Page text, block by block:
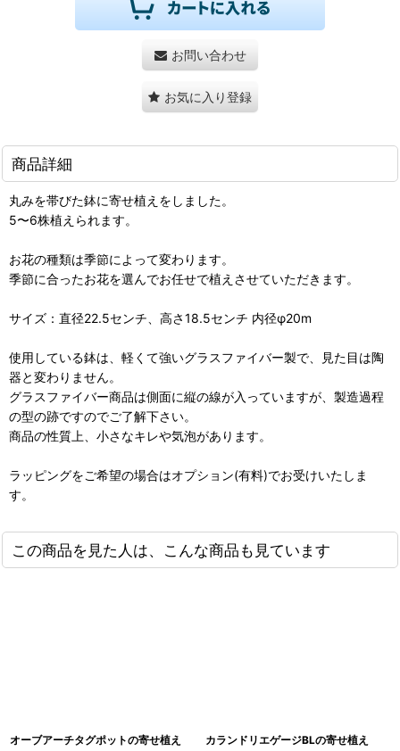
お問い合わせ
お気に入り登録
商品詳細
丸みを帯びた鉢に寄せ植えをしました。
5〜6株植えられます。
お花の種類は季節によって変わります。
季節に合ったお花を選んでお任せで植えさせていただきます。
サイズ：直径22.5センチ、高さ18.5センチ 内径φ20m
使用している鉢は、軽くて強いグラスファイバー製で、見た目は陶
器と変わりません。
グラスファイバー商品は側面に縦の線が入っていますが、製造過程
の型の跡ですのでご了解下さい。
商品の性質上、小さなキレや気泡があります。
ラッピングをご希望の場合はオプション(有料)でお受けいたしま
す。
この商品を見た人は、こんな商品も見ています
オーブアーチタグポットの寄せ植え
カランドリエゲージBLの寄せ植え